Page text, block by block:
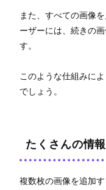
また、すべての画像
ーザーには、続きの
す。
このような仕組みに
でしょう。
たくさんの情
複数枚の画像を追加